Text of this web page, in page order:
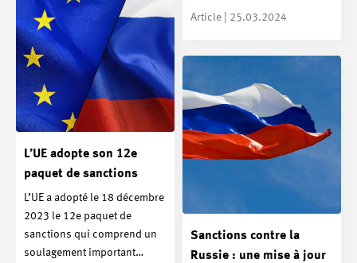
Article | 25.03.2024
L’UE adopte son 12e
paquet de sanctions
L’UE a adopté le 18 décembre
2023 le 12e paquet de
sanctions qui comprend un
soulagement important…
Sanctions contre la
Russie : une mise à jour